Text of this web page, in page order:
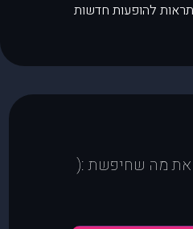
להופעות חדשות
את מה שחיפשת :(